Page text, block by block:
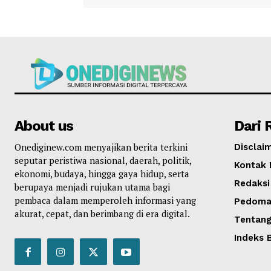
About us
Onediginew.com menyajikan berita terkini
seputar peristiwa nasional, daerah, politik,
ekonomi, budaya, hingga gaya hidup, serta
berupaya menjadi rujukan utama bagi
pembaca dalam memperoleh informasi yang
akurat, cepat, dan berimbang di era digital.
Dari
Kontak
Redaksi
Indeks